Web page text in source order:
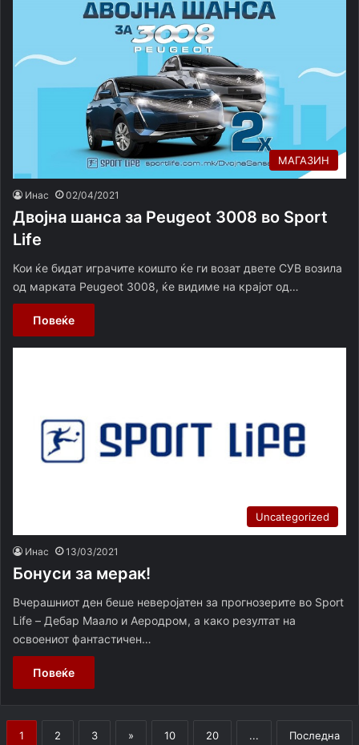
МАГАЗИН
Инас 02/04/2021
Двојна шанса за Peugeot 3008 во Sport
Life
Кои ќе бидат играчите коишто ќе ги возат двете СУВ возила
од марката Peugeot 3008, ќе видиме на крајот од…
Повеќе
Uncategorized
Инас 13/03/2021
Бонуси за мерак!
Вчерашниот ден беше неверојатен за прогнозерите во Sport
Life – Дебар Маало и Аеродром, a како резултат на
освоениот фантастичен…
Повеќе
1 2 3 » 10 20 ... Последна